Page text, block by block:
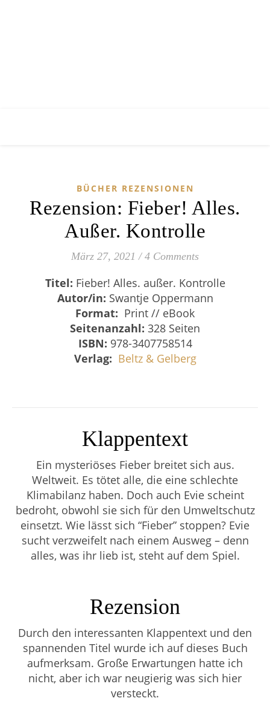
BÜCHER REZENSIONEN
Rezension: Fieber! Alles.
Außer. Kontrolle
März 27, 2021 / 4 Comments
Titel: Fieber! Alles. außer. Kontrolle
Autor/in: Swantje Oppermann
Format: Print // eBook
Seitenanzahl: 328 Seiten
ISBN: 978-3407758514
Verlag: Beltz & Gelberg
Klappentext
Ein mysteriöses Fieber breitet sich aus.
Weltweit. Es tötet alle, die eine schlechte
Klimabilanz haben. Doch auch Evie scheint
bedroht, obwohl sie sich für den Umweltschutz
einsetzt. Wie lässt sich “Fieber” stoppen? Evie
sucht verzweifelt nach einem Ausweg – denn
alles, was ihr lieb ist, steht auf dem Spiel.
Rezension
Durch den interessanten Klappentext und den
spannenden Titel wurde ich auf dieses Buch
aufmerksam. Große Erwartungen hatte ich
nicht, aber ich war neugierig was sich hier
versteckt.